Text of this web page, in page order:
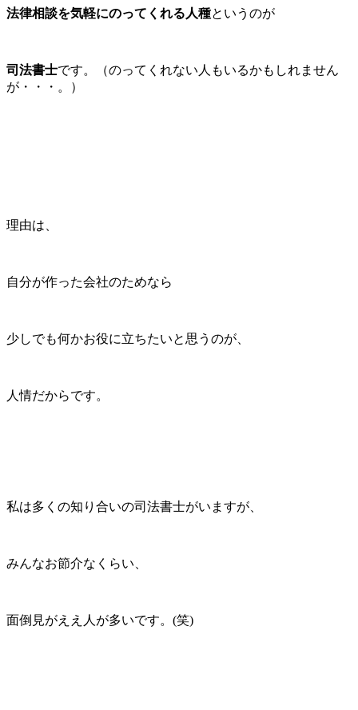
法律相談を気軽にのってくれる人種というのが
司法書士です。（のってくれない人もいるかもしれません
が・・・。）
理由は、
自分が作った会社のためなら
少しでも何かお役に立ちたいと思うのが、
人情だからです。
私は多くの知り合いの司法書士がいますが、
みんなお節介なくらい、
面倒見がええ人が多いです。(笑)